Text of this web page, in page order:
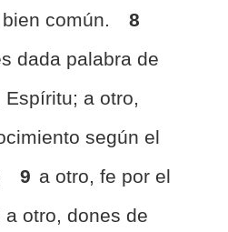
común.
8
dada palabra de
a otro,
según el
9 a otro, fe por el
otro, dones de